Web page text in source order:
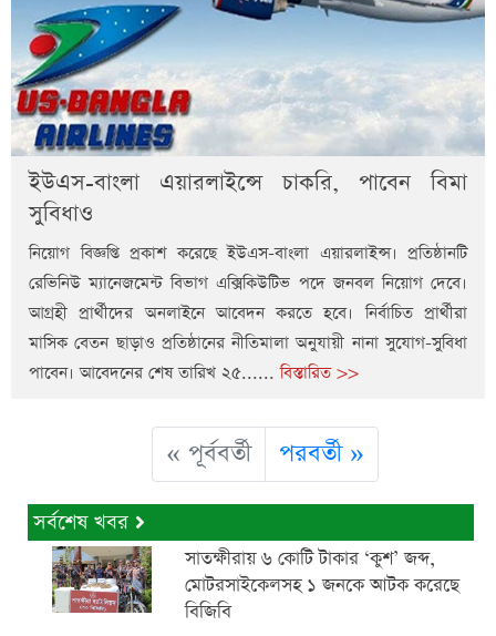
ইউএস-বাংলা এয়ারলাইন্সে চাকরি, পাবেন বিমা
সুবিধাও
নিয়োগ বিজ্ঞপ্তি প্রকাশ করেছে ইউএস-বাংলা এয়ারলাইন্স। প্রতিষ্ঠানটি
রেভিনিউ ম্যানেজমেন্ট বিভাগ এক্সিকিউটিভ পদে জনবল নিয়োগ দেবে।
আগ্রহী প্রার্থীদের অনলাইনে আবেদন করতে হবে। নির্বাচিত প্রার্থীরা
মাসিক বেতন ছাড়াও প্রতিষ্ঠানের নীতিমালা অনুযায়ী নানা সুযোগ-সুবিধা
পাবেন। আবেদনের শেষ তারিখ ২৫......বিস্তারিত >>
« পূর্ববর্তী পরবর্তী »
সর্বশেষ খবর
সাতক্ষীরায় ৬ কোটি টাকার ‘কুশ’ জব্দ,
মোটরসাইকেলসহ ১ জনকে আটক করেছে
বিজিবি